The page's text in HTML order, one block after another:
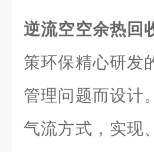
逆流空空余热回
策环保精心研发
管理问题而设计
气流方式，实现